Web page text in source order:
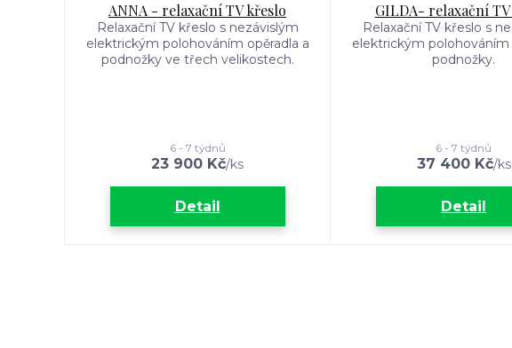
ANNA - relaxační TV křeslo
Relaxační TV křeslo s nezávislým
elektrickým polohováním opěradla a
podnožky ve třech velikostech.
23 900 Kč/ks
6 - 7 týdnů
Detail
GILDA- relaxační
Relaxační TV křeslo s
elektrickým polohováním
podnožky.
37 400 Kč/ks
6 - 7 týdnů
Detail